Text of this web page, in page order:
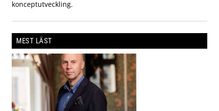
konceptutveckling.
MEST LÄST